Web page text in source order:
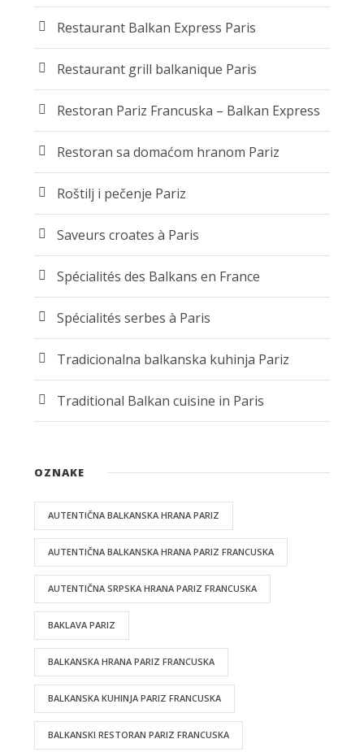
Restaurant Balkan Express Paris
Restaurant grill balkanique Paris
Restoran Pariz Francuska – Balkan Express
Restoran sa domaćom hranom Pariz
Roštilj i pečenje Pariz
Saveurs croates à Paris
Spécialités des Balkans en France
Spécialités serbes à Paris
Tradicionalna balkanska kuhinja Pariz
Traditional Balkan cuisine in Paris
OZNAKE
AUTENTIČNA BALKANSKA HRANA PARIZ
AUTENTIČNA BALKANSKA HRANA PARIZ FRANCUSKA
AUTENTIČNA SRPSKA HRANA PARIZ FRANCUSKA
BAKLAVA PARIZ
BALKANSKA HRANA PARIZ FRANCUSKA
BALKANSKA KUHINJA PARIZ FRANCUSKA
BALKANSKI RESTORAN PARIZ FRANCUSKA